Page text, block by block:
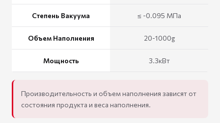
Степень Вакуума ≤ -0.095 МПа
Объем Наполнения 20-1000g
Мощность 3.3кВт
Производительность и объем наполнения зависят от
состояния продукта и веса наполнения.